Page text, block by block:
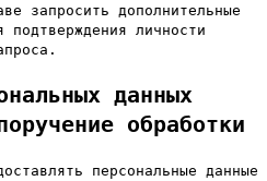
запросить дополнительные
личности
данных
обработки
персональные данные